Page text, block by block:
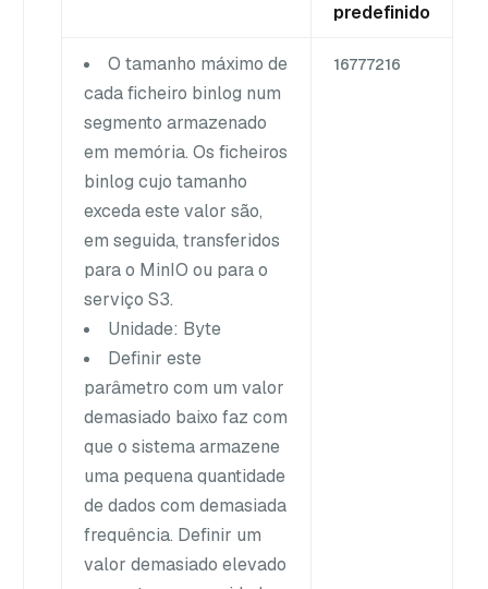
predefinido
O tamanho máximo de
cada ficheiro binlog num
segmento armazenado
em memória. Os ficheiros
binlog cujo tamanho
exceda este valor são,
em seguida, transferidos
para o MinIO ou para o
serviço S3.
Unidade: Byte
Definir este
parâmetro com um valor
demasiado baixo faz com
que o sistema armazene
uma pequena quantidade
de dados com demasiada
frequência. Definir um
valor demasiado elevado
16777216